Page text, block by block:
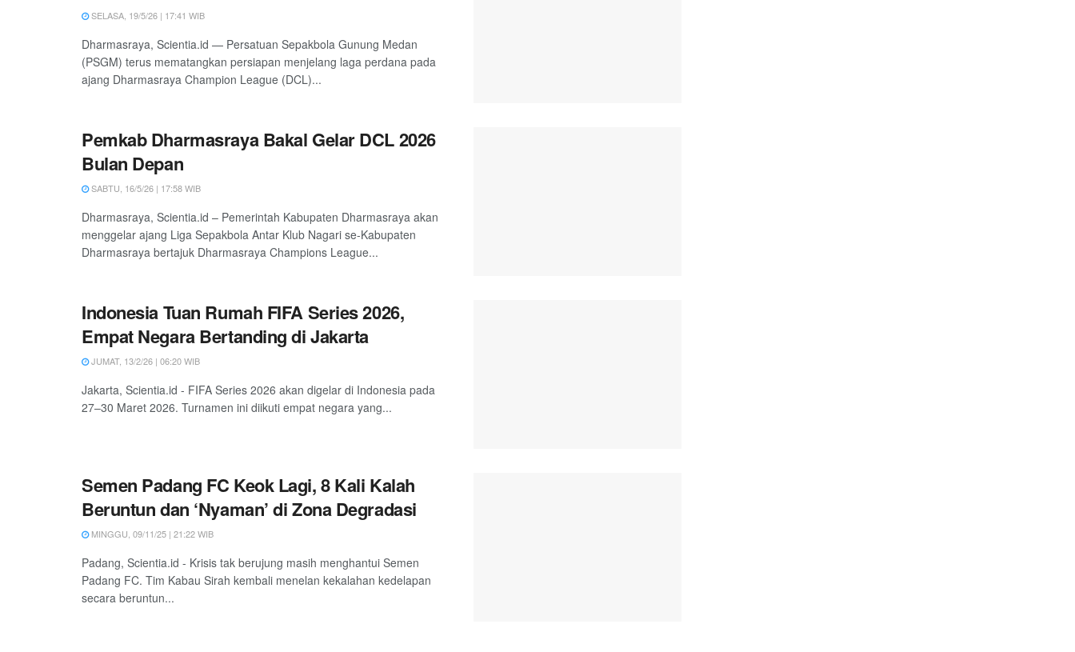
SELASA, 19/5/26 | 17:41 WIB
Dharmasraya, Scientia.id — Persatuan Sepakbola Gunung Medan
(PSGM) terus mematangkan persiapan menjelang laga perdana pada
ajang Dharmasraya Champion League (DCL)...
Pemkab Dharmasraya Bakal Gelar DCL 2026
Bulan Depan
SABTU, 16/5/26 | 17:58 WIB
Dharmasraya, Scientia.id – Pemerintah Kabupaten Dharmasraya akan
menggelar ajang Liga Sepakbola Antar Klub Nagari se-Kabupaten
Dharmasraya bertajuk Dharmasraya Champions League...
Indonesia Tuan Rumah FIFA Series 2026,
Empat Negara Bertanding di Jakarta
JUMAT, 13/2/26 | 06:20 WIB
Jakarta, Scientia.id - FIFA Series 2026 akan digelar di Indonesia pada
27–30 Maret 2026. Turnamen ini diikuti empat negara yang...
Semen Padang FC Keok Lagi, 8 Kali Kalah
Beruntun dan ‘Nyaman’ di Zona Degradasi
MINGGU, 09/11/25 | 21:22 WIB
Padang, Scientia.id - Krisis tak berujung masih menghantui Semen
Padang FC. Tim Kabau Sirah kembali menelan kekalahan kedelapan
secara beruntun...